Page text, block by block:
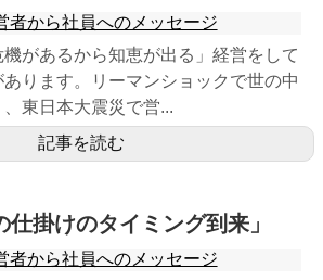
者から社員へのメッセージ
があるから知恵が出る」経営をして
ります。リーマンショックで世の中
東日本大震災で営...
記事を読む
仕掛けのタイミング到来」
者から社員へのメッセージ